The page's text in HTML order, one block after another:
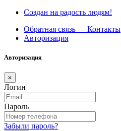
Создан на радость людям!
Обратная связь — Контакты
Авторизация
Авторизация
×
Логин
Пароль
Забыли пароль?